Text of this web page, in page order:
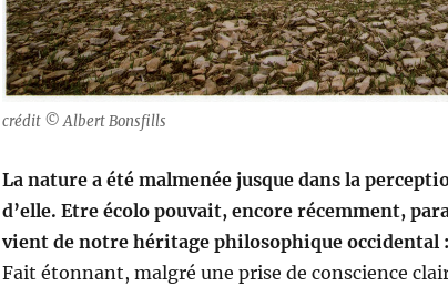
crédit © Albert Bonsfills
La nature a été malmenée jusque dans la
d’elle. Etre écolo pouvait, encore récemment,
vient de notre héritage philosophique occidental
Fait étonnant, malgré une prise de conscience